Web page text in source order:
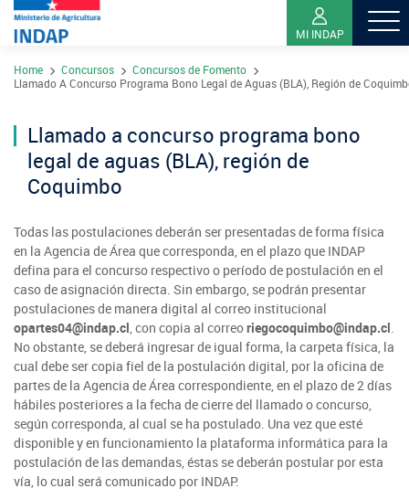
MI INDAP
Contacto
Ley del Lobby
Sistema de Integridad
Sobre INDAP
¿Qué es INDAP?
Sea usuario INDAP
Gestión y Presupuesto
Consultores de Riego
Registro nacional SIRSD-S
Nuestros Programas
Programa Desarrollo Territorial Indígena
Programa de Asociatividad Económica
Sustentabilidad de los suelos SIRSD-S
Programa Desarrollo Inversiones - PDI
Acciones INDAP
Red Tiendas Mundo Rural
Sello Manos Campesinas
Mercado Campesinos
Expomundorural
Sitios Regionales
Arica y Parinacota
Tarapacá
Antofagasta
Valparaíso
Metropolitana
O'Higgins
Araucanía
Los Ríos
Sala de Prensa
Noticias
Videos
Nuestras Redes sociales
Home Concursos
Concursos de Fomento
Llamado A Concurso Programa Bono Legal de Aguas (BLA), Región de
Llamado a concurso programa bono
legal de aguas (BLA), región de
Coquimbo
Todas las postulaciones deberán ser presentadas de forma física
en la Agencia de Área que corresponda, en el plazo que INDAP
defina para el concurso respectivo o período de postulación en el
caso de asignación directa. Sin embargo, se podrán presentar
postulaciones de manera digital al correo institucional
opartes04@indap.cl, con copia al correoriegocoquimbo@indap.cl.
No obstante, se deberá ingresar de igual forma, la carpeta física, la
cual debe ser copia fiel de la postulación digital, por la oficina de
partes de la Agencia de Área correspondiente, en el plazo de 2 días
hábiles posteriores a la fecha de cierre del llamado o concurso,
según corresponda, al cual se ha postulado. Una vez que esté
disponible y en funcionamiento la plataforma informática para la
postulación de las demandas, éstas se deberán postular por esta
vía, lo cual será comunicado por INDAP.